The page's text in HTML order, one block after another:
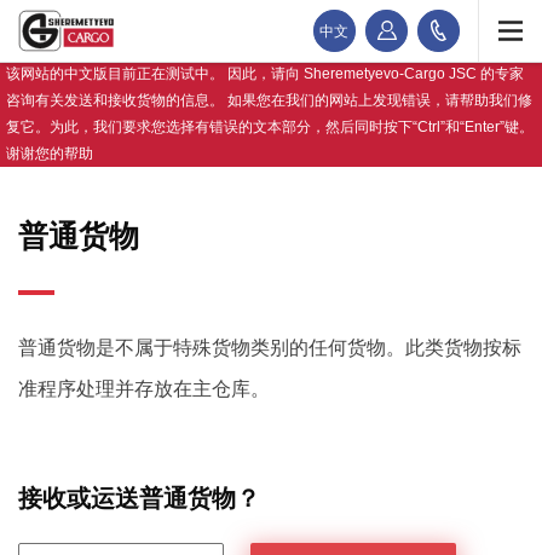
中文
该网站的中文版目前正在测试中。 因此，请向 Sheremetyevo-Cargo JSC 的专家
咨询有关发送和接收货物的信息。 如果您在我们的网站上发现错误，请帮助我们修
复它。为此，我们要求您选择有错误的文本部分，然后同时按下“Ctrl”和“Enter”键。
谢谢您的帮助
普通货物
普通货物是不属于特殊货物类别的任何货物。此类货物按标
准程序处理并存放在主仓库。
接收或运送普通货物？